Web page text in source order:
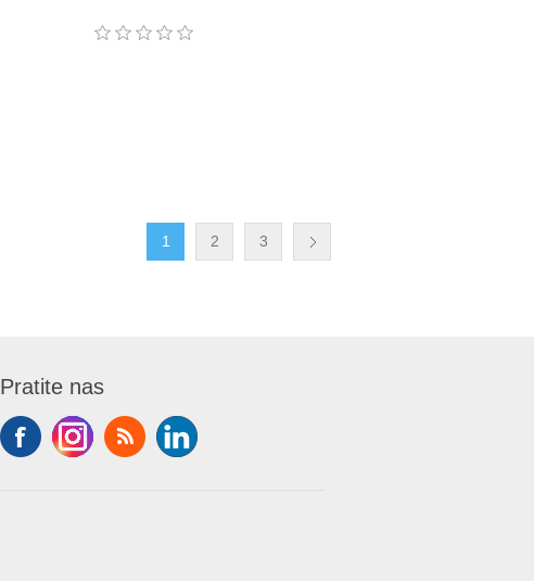
1 2 3
Pratite nas